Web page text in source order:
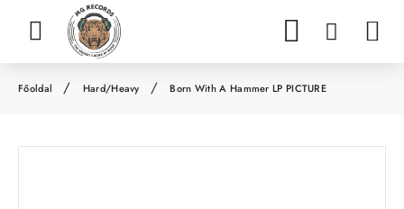
Hard/Heavy Born With A Hammer LP PICTURE